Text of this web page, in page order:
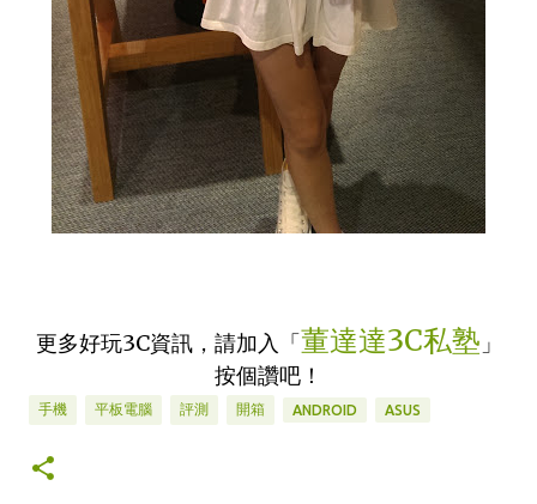
更多好玩3C資訊，請加入「董達達3C私塾 」
按個讚吧！
手機 平板電腦 評測 開箱 ANDROID ASUS